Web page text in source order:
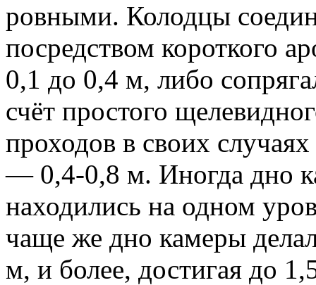
ровными. Колодцы
посредством короткого
0,1 до 0,4 м, либо
счёт простого
проходов в своих
— 0,4-0,8 м. Иногда дно
находились на одном
чаще же дно камеры
м, и более, достигая до